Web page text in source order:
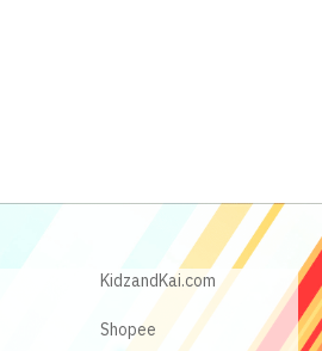
KidzandKai.com
Shopee